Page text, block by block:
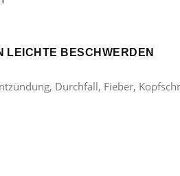
LEICHTE BESCHWERDEN
Durchfall, Fieber,